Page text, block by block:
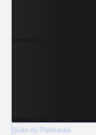
Suite du Palmarès